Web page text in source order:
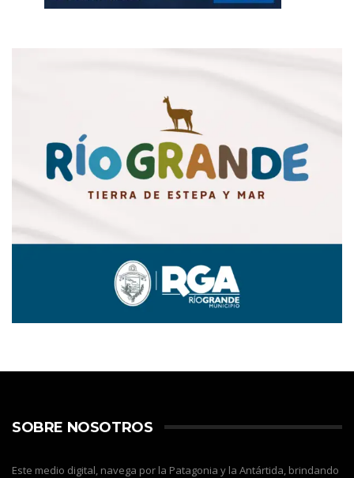
SOBRE NOSOTROS
Este medio digital, navega por la Patagonia y la Antártida, brindando